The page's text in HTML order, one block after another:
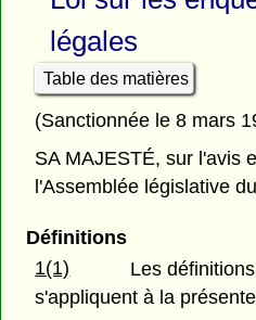
légales
Table des matières
(Sanctionnée le 8 mars
SA MAJESTÉ, sur l'avis
l'Assemblée législative
Définitions
1(1)
Les
s'appliquent à la